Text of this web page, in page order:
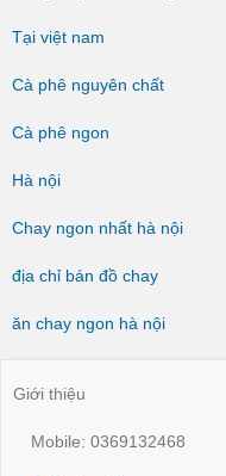
Tại việt nam
Cà phê nguyên chất
Cà phê ngon
Hà nội
Chay ngon nhất hà nội
địa chỉ bán đồ chay
ăn chay ngon hà nội
Giới thiệu
Mobile: 0369132468